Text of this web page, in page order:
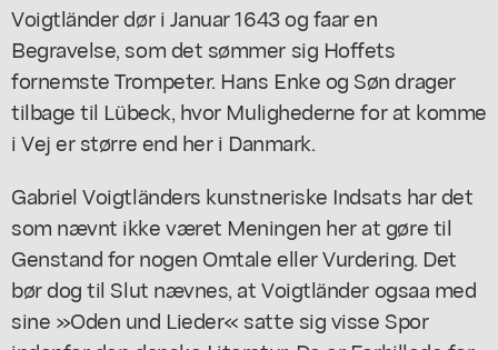
Voigtländer dør i Januar 1643 og faar en
Begravelse, som det sømmer sig Hoffets
fornemste Trompeter. Hans Enke og Søn drager
tilbage til Lübeck, hvor Mulighederne for at komme
i Vej er større end her i Danmark.
Gabriel Voigtländers kunstneriske Indsats har det
som nævnt ikke været Meningen her at gøre til
Genstand for nogen Omtale eller Vurdering. Det
bør dog til Slut nævnes, at Voigtländer ogsaa med
sine »Oden und Lieder« satte sig visse Spor